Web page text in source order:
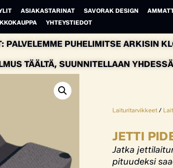
ASIAKASTARINAT SAVORAK DESIGN
YHTEYSTIEDOT
PALVELEMME PUHELIMITSE ARKISIN
TÄÄLTÄ, SUUNNITELLAAN
Laituritarvikkeet /
JETTI
Jatka
pituudeksi